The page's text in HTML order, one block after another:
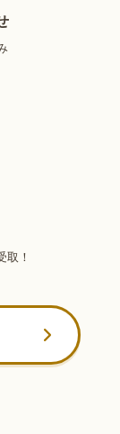
取！